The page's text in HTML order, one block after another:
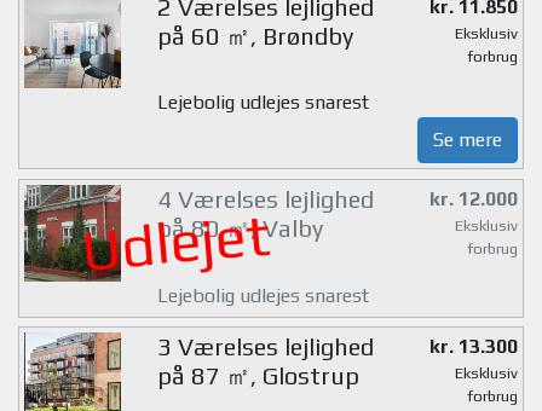
2 Værelses lejlighed
på 60 ㎡, Brøndby
kr. 11.850
Eksklusiv
forbrug
Lejebolig udlejes snarest
Se mere
Udlejet
4 Værelses lejlighed
på 80 ㎡, Valby
kr. 12.000
Eksklusiv
forbrug
Lejebolig udlejes snarest
3 Værelses lejlighed
på 87 ㎡, Glostrup
kr. 13.300
Eksklusiv
forbrug